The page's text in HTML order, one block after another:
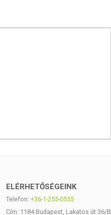
ELÉRHETŐSÉGEINK
Telefon: +36-1-255-0555
Cím: 1184 Budapest, Lakatos út 36/B